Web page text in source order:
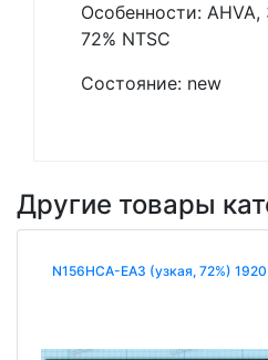
Особенности: AHVA,
72% NTSC
Состояние: new
Другие товары
N156HCA-EA3 (узкая, 72%)